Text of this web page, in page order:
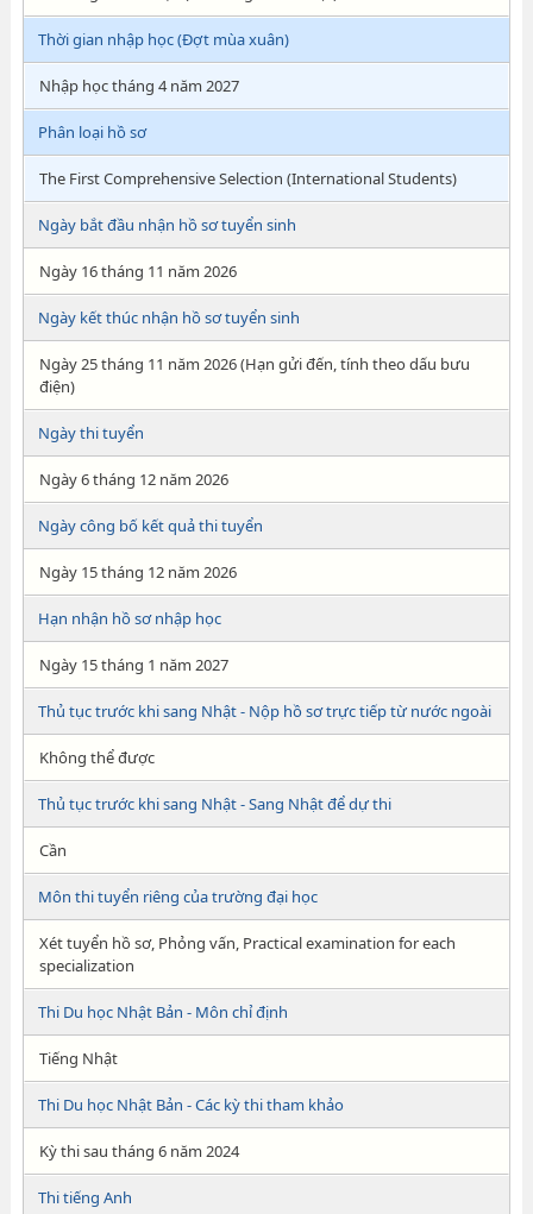
Thời gian nhập học (Đợt mùa xuân)
Nhập học tháng 4 năm 2027
Phân loại hồ sơ
The First Comprehensive Selection (International Students)
Ngày bắt đầu nhận hồ sơ tuyển sinh
Ngày 16 tháng 11 năm 2026
Ngày kết thúc nhận hồ sơ tuyển sinh
Ngày 25 tháng 11 năm 2026 (Hạn gửi đến, tính theo dấu bưu
điện)
Ngày thi tuyển
Ngày 6 tháng 12 năm 2026
Ngày công bố kết quả thi tuyển
Ngày 15 tháng 12 năm 2026
Hạn nhận hồ sơ nhập học
Ngày 15 tháng 1 năm 2027
Thủ tục trước khi sang Nhật - Nộp hồ sơ trực tiếp từ nước ngoài
Không thể được
Thủ tục trước khi sang Nhật - Sang Nhật để dự thi
Cần
Môn thi tuyển riêng của trường đại học
Xét tuyển hồ sơ, Phỏng vấn, Practical examination for each
specialization
Thi Du học Nhật Bản - Môn chỉ định
Tiếng Nhật
Thi Du học Nhật Bản - Các kỳ thi tham khảo
Kỳ thi sau tháng 6 năm 2024
Thi tiếng Anh